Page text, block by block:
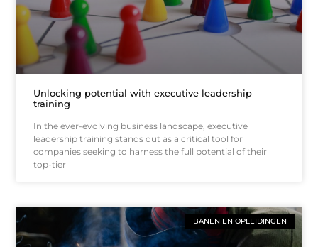
Unlocking potential with executive leadership
training
In the ever-evolving business landscape, executive
leadership training stands out as a critical tool for
companies seeking to harness the full potential of their
top-tier
BANEN EN OPLEIDINGEN